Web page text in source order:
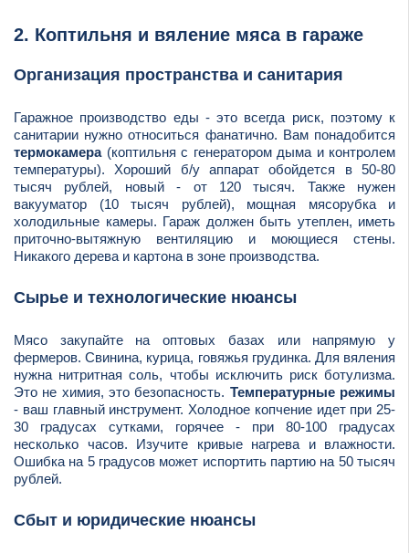
2. Коптильня и вяление мяса в гараже
Организация пространства и санитария
Гаражное производство еды - это всегда риск, поэтому к
санитарии нужно относиться фанатично. Вам понадобится
термокамера(коптильня с генератором дыма и контролем
температуры). Хороший б/у аппарат обойдется в 50-80
тысяч рублей, новый - от 120 тысяч. Также нужен
вакууматор (10 тысяч рублей), мощная мясорубка и
холодильные камеры. Гараж должен быть утеплен, иметь
приточно-вытяжную вентиляцию и моющиеся стены.
Никакого дерева и картона в зоне производства.
Сырье и технологические нюансы
Мясо закупайте на оптовых базах или напрямую у
фермеров. Свинина, курица, говяжья грудинка. Для вяления
нужна нитритная соль, чтобы исключить риск ботулизма.
Это не химия, это безопасность. Температурные режимы
- ваш главный инструмент. Холодное копчение идет при 25-
30 градусах сутками, горячее - при 80-100 градусах
несколько часов. Изучите кривые нагрева и влажности.
Ошибка на 5 градусов может испортить партию на 50 тысяч
рублей.
Сбыт и юридические нюансы